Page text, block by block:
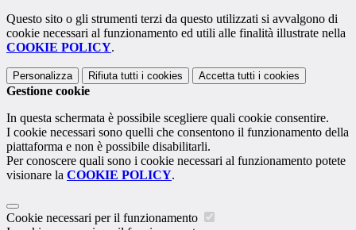
Questo sito o gli strumenti terzi da questo utilizzati si avvalgono di
cookie necessari al funzionamento ed utili alle finalità illustrate nella
COOKIE POLICY.
Personalizza Rifiuta tutti i cookies Accetta tutti i cookies
Gestione cookie
In questa schermata è possibile scegliere quali cookie consentire.
I cookie necessari sono quelli che consentono il funzionamento della
piattaforma e non è possibile disabilitarli.
Per conoscere quali sono i cookie necessari al funzionamento potete
visionare la COOKIE POLICY.
Cookie necessari per il funzionamento